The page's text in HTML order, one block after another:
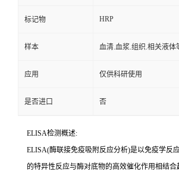
标记物 HRP
样本 血清.血浆.组织.相关液体
应用 仅供科研使用
是否进口 否
ELISA检测概述:
ELISA(酶联接免疫吸附反应分析)是以免疫学反
的特异性反应与酶对底物的高效催化作用相结